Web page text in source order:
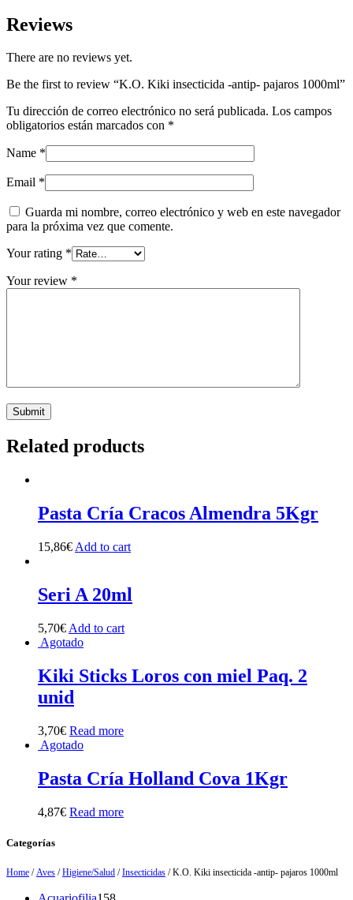
Reviews
There are no reviews yet.
Be the first to review “K.O. Kiki insecticida -antip- pajaros 1000ml”
Tu dirección de correo electrónico no será publicada. Los campos
obligatorios están marcados con *
Name *
Email *
Guarda mi nombre, correo electrónico y web en este navegador
para la próxima vez que comente.
Your rating *
Your review *
Related products
Pasta Cría Cracos Almendra 5Kgr
15,86€ Add to cart
Seri A 20ml
5,70€ Add to cart
Agotado
Kiki Sticks Loros con miel Paq. 2
unid
3,70€ Read more
Agotado
Pasta Cría Holland Cova 1Kgr
4,87€ Read more
Categorías
Home /Aves /Higiene/Salud /Insecticidas / K.O. Kiki insecticida -antip- pajaros 1000ml
158